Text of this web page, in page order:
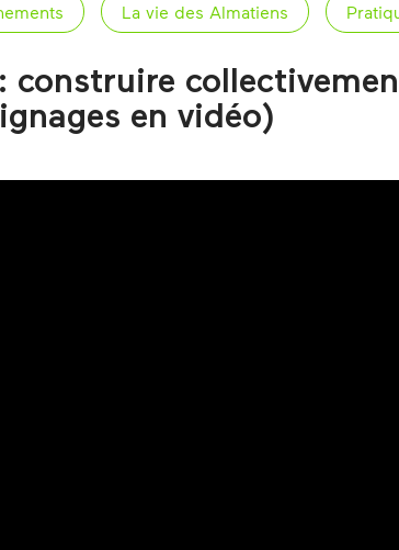
La vie des Almatiens
construire
en vidéo)